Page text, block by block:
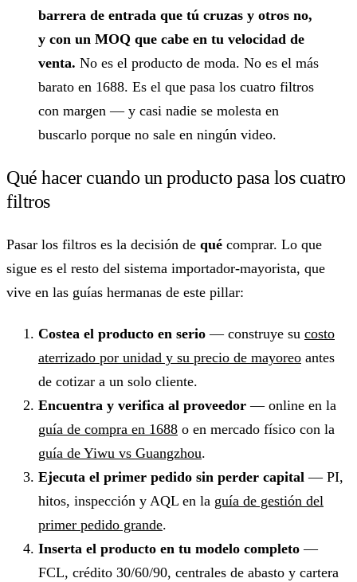
barrera de entrada que tú cruzas y otros no,
y con un MOQ que cabe en tu velocidad de
venta. No es el producto de moda. No es el más
barato en 1688. Es el que pasa los cuatro filtros
con margen — y casi nadie se molesta en
buscarlo porque no sale en ningún video.
Qué hacer cuando un producto pasa los cuatro
filtros
Pasar los filtros es la decisión de qué comprar. Lo que
sigue es el resto del sistema importador-mayorista, que
vive en las guías hermanas de este pillar:
Costea el producto en serio — construye su costo
aterrizado por unidad y su precio de mayoreo antes
de cotizar a un solo cliente.
Encuentra y verifica al proveedor — online en la
guía de compra en 1688 o en mercado físico con la
guía de Yiwu vs Guangzhou.
Ejecuta el primer pedido sin perder capital — PI,
hitos, inspección y AQL en la guía de gestión del
primer pedido grande.
Inserta el producto en tu modelo completo —
FCL, crédito 30/60/90, centrales de abasto y cartera